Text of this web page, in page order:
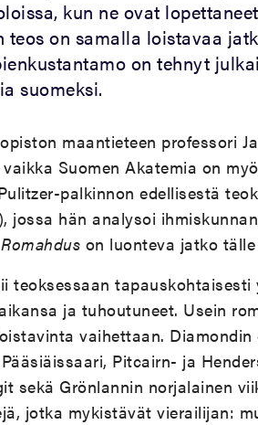
kun ne ovat
teos on samalla loistavaa
on tehnyt
suomeksi.
maantieteen professori
Suomen Akatemia on
palkinnon edellisestä
jossa hän analysoi
Romahdus on luonteva jatko
teoksessaan
ja tuhoutuneet. Usein
vaihettaan.
Pitcairn- ja
sekä Grönlannin norjalainen
jotka mykistävät vierailijan: